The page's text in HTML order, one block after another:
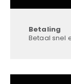
Betaling
Betaal snel